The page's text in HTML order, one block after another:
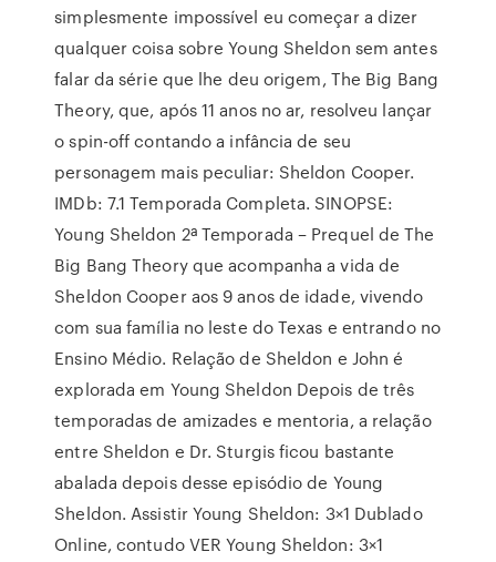
simplesmente impossível eu começar a dizer
qualquer coisa sobre Young Sheldon sem antes
falar da série que lhe deu origem, The Big Bang
Theory, que, após 11 anos no ar, resolveu lançar
o spin-off contando a infância de seu
personagem mais peculiar: Sheldon Cooper.
IMDb: 7.1 Temporada Completa. SINOPSE:
Young Sheldon 2ª Temporada – Prequel de The
Big Bang Theory que acompanha a vida de
Sheldon Cooper aos 9 anos de idade, vivendo
com sua família no leste do Texas e entrando no
Ensino Médio. Relação de Sheldon e John é
explorada em Young Sheldon Depois de três
temporadas de amizades e mentoria, a relação
entre Sheldon e Dr. Sturgis ficou bastante
abalada depois desse episódio de Young
Sheldon. Assistir Young Sheldon: 3×1 Dublado
Online, contudo VER Young Sheldon: 3×1